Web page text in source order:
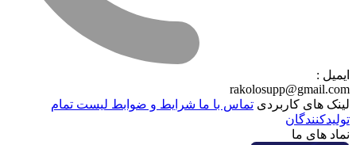
ایمیل :
rakolosupp@gmail.com
لینک های کاربردی تماس با ما شرایط و ضوابط لیست تمام
تولیدکنندگان
نماد های ما